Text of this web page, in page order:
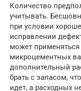
Количество
учитывать.
при условии
исправлении
может применяться
микроцементных
дополнительный
брать с запасом,
идет, а расходных